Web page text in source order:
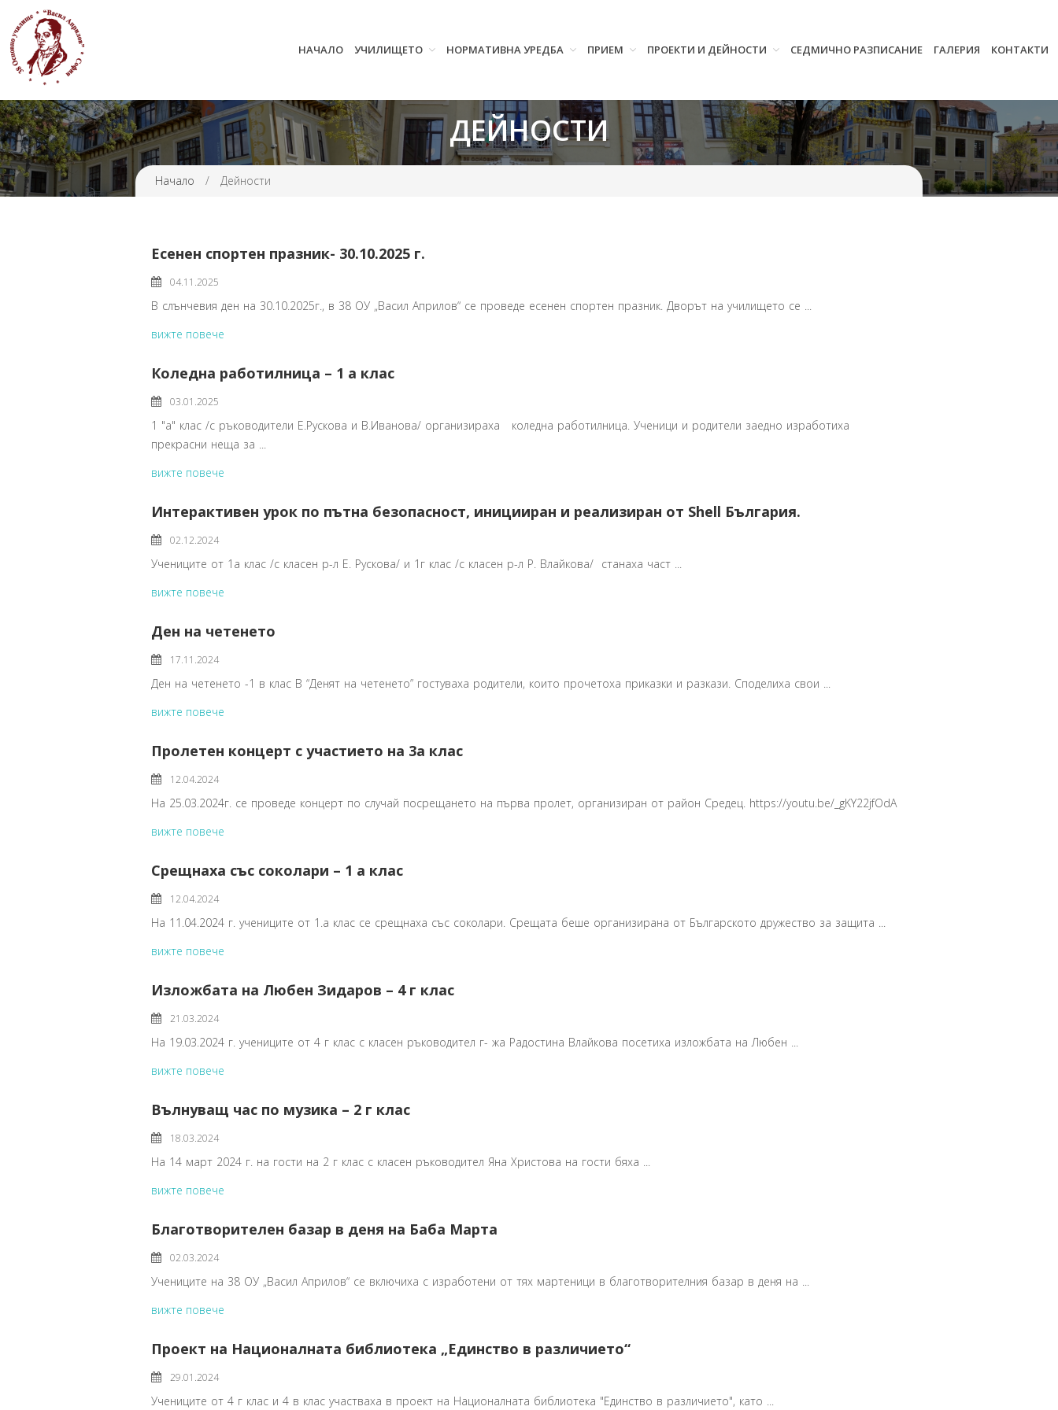
Училището
Нормативна уредба
Прием
Проекти и дейности
НАЧАЛО УЧИЛИЩЕТО НОРМАТИВНА УРЕДБА ПРИЕМ ПРОЕКТИ И ДЕЙНОСТИ СЕДМИЧНО РАЗПИСАНИЕ ГАЛЕРИЯ КОНТАКТИ
ДЕЙНОСТИ
Начало / Дейности
Есенен спортен празник- 30.10.2025 г.
04.11.2025
В слънчевия ден на 30.10.2025г., в 38 ОУ „Васил Априлов“ се проведе есенен спортен празник. Дворът на училището се ...
вижте повече
Коледна работилница – 1 а клас
03.01.2025
1 "а" клас /с ръководители Е.Рускова и В.Иванова/ организираха коледна работилница. Ученици и родители заедно изработиха
прекрасни неща за ...
вижте повече
Интерактивен урок по пътна безопасност, иницииран и реализиран от Shell България.
02.12.2024
Учениците от 1а клас /с класен р-л E. Рускова/ и 1г клас /с класен р-л Р. Влайкова/ станаха част ...
вижте повече
Ден на четенето
17.11.2024
Ден на четенето -1 в клас В “Денят на четенето” гостуваха родители, които прочетоха приказки и разкази. Споделиха свои ...
вижте повече
Пролетен концерт с участието на 3а клас
12.04.2024
На 25.03.2024г. се проведе концерт по случай посрещането на първа пролет, организиран от район Средец. https://youtu.be/_gKY22jfOdA
вижте повече
Срещнаха със соколари – 1 а клас
12.04.2024
На 11.04.2024 г. учениците от 1.а клас се срещнаха със соколари. Срещата беше организирана от Българското дружество за защита ...
вижте повече
Изложбата на Любен Зидаров – 4 г клас
21.03.2024
На 19.03.2024 г. учениците от 4 г клас с класен ръководител г- жа Радостина Влайкова посетиха изложбата на Любен ...
вижте повече
Вълнуващ час по музика – 2 г клас
18.03.2024
На 14 март 2024 г. на гости на 2 г клас с класен ръководител Яна Христова на гости бяха ...
вижте повече
Благотворителен базар в деня на Баба Марта
02.03.2024
Учениците на 38 ОУ „Васил Априлов“ се включиха с изработени от тях мартеници в благотворителния базар в деня на ...
вижте повече
Проект на Националната библиотека „Единство в различието“
29.01.2024
Учениците от 4 г клас и 4 в клас участваха в проект на Националната библиотека "Единство в различието", като ...